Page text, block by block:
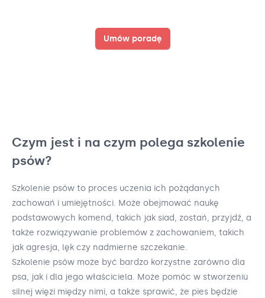
Umów poradę
Czym jest i na czym polega szkolenie
psów?
Szkolenie psów to proces uczenia ich pożądanych
zachowań i umiejętności. Może obejmować naukę
podstawowych komend, takich jak siad, zostań, przyjdź, a
także rozwiązywanie problemów z zachowaniem, takich
jak agresja, lęk czy nadmierne szczekanie.
Szkolenie psów może być bardzo korzystne zarówno dla
psa, jak i dla jego właściciela. Może pomóc w stworzeniu
silnej więzi między nimi, a także sprawić, że pies będzie